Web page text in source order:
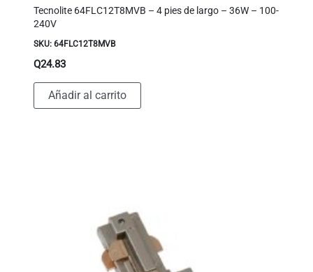
Tecnolite 64FLC12T8MVB – 4 pies de largo – 36W – 100-
240V
SKU: 64FLC12T8MVB
Q24.83
Añadir al carrito